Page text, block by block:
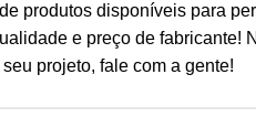
produtos disponíveis para
e preço de fabricante!
projeto, fale com a gente!